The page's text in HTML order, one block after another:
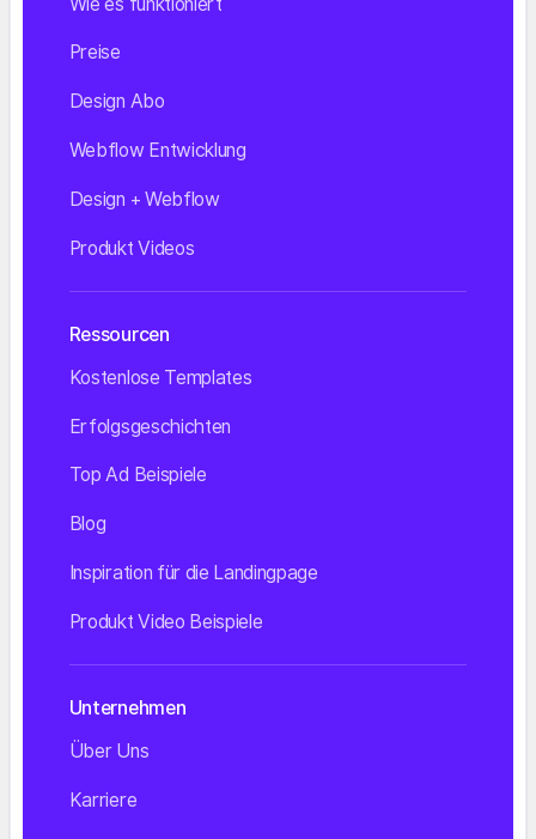
Preise
Design Abo
Webflow Entwicklung
Design + Webflow
Produkt Videos
Ressourcen
Kostenlose Templates
Erfolgsgeschichten
Top Ad Beispiele
Blog
Inspiration für die Landingpage
Produkt Video Beispiele
Unternehmen
Über Uns
Karriere